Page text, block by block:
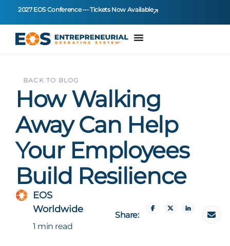
2027 EOS Conference — Tickets Now Available
BACK TO BLOG
How Walking
Away Can Help
Your Employees
Build Resilience
EOS
Worldwide
1 min read
Share: